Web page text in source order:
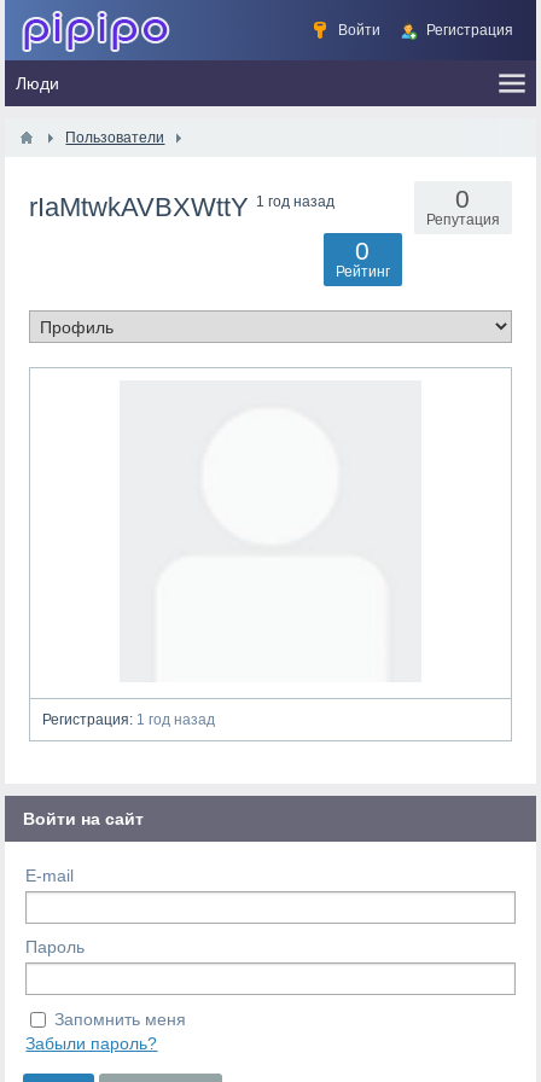
Войти Регистрация
Пользователи
rIaMtwkAVBXWttY 1 год назад 0
Репутация
0
Рейтинг
Регистрация: 1 год назад
Войти на сайт
E-mail
Пароль
Запомнить меня
Забыли пароль?